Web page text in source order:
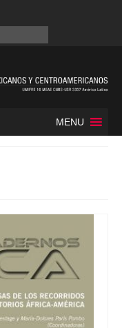
MENU